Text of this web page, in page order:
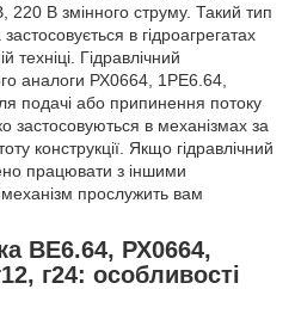
220 В змінного струму. Такий тип
в гідроагрегатах
техніці. Гідравлічний
аналоги РХ0664, 1РЕ6.64,
подачі або припинення потоку
застосовуються в механізмах за
конструкції. Якщо гідравлічний
працювати з іншими
прослужить вам
ВЕ6.64, РХ0664,
г24: особливості